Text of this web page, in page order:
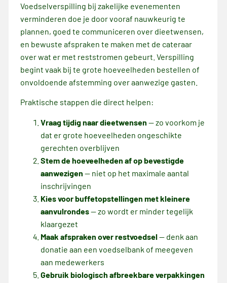
Voedselverspilling bij zakelijke evenementen
verminderen doe je door vooraf nauwkeurig te
plannen, goed te communiceren over dieetwensen,
en bewuste afspraken te maken met de cateraar
over wat er met reststromen gebeurt. Verspilling
begint vaak bij te grote hoeveelheden bestellen of
onvoldoende afstemming over aanwezige gasten.
Praktische stappen die direct helpen:
Vraag tijdig naar dieetwensen — zo voorkom je
dat er grote hoeveelheden ongeschikte
gerechten overblijven
Stem de hoeveelheden af op bevestigde
aanwezigen — niet op het maximale aantal
inschrijvingen
Kies voor buffetopstellingen met kleinere
aanvulrondes— zo wordt er minder tegelijk
klaargezet
Maak afspraken over restvoedsel— denk aan
donatie aan een voedselbank of meegeven
aan medewerkers
Gebruik biologisch afbreekbare verpakkingen